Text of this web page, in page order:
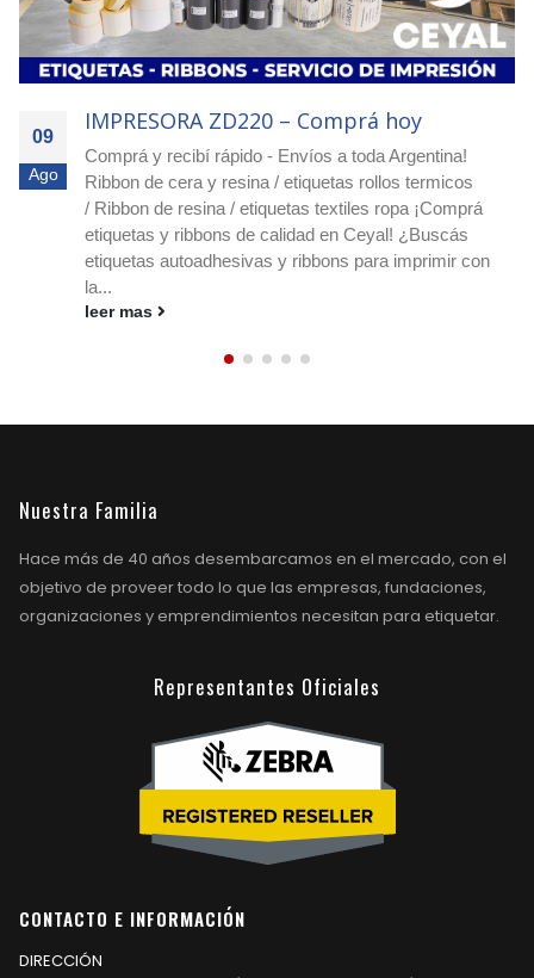
09
Ago
IMPRESORA ZD220 – Solicitá tu pedido
¡Escribinos por WhatsApp al 11-3890-8616! ¡Pedí
asesoramiento y presupuesto sin cargo! ¡Realizamos
envíos a todo el país! ¡Etiquetas, ribbons e impresoras
Zebra para fábricas, industrias y logística! Etiquetas
para producción y comercio exterior En CEYAL
comercializamos etiquetas para fábricas y...
leer mas
Nuestra Familia
Hace más de 40 años desembarcamos en el mercado, con el
objetivo de proveer todo lo que las empresas, fundaciones,
organizaciones y emprendimientos necesitan para etiquetar.
Representantes Oficiales
CONTACTO E INFORMACIÓN
DIRECCIÓN